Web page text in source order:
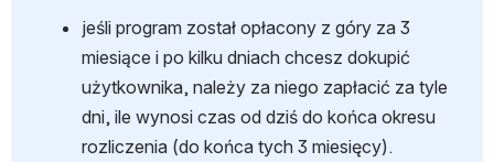
jeśli program został opłacony z góry za 3
miesiące i po kilku dniach chcesz dokupić
użytkownika, należy za niego zapłacić za tyle
dni, ile wynosi czas od dziś do końca okresu
rozliczenia (do końca tych 3 miesięcy).